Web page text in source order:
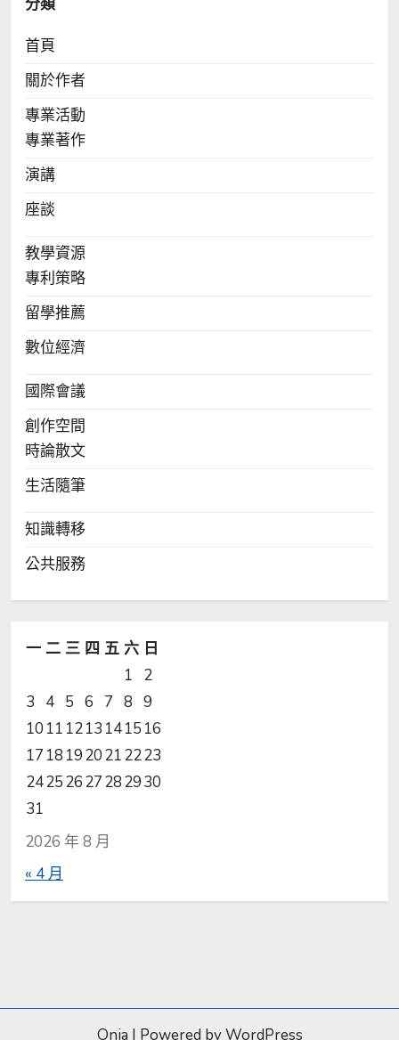
首頁
關於作者
專業活動
專業著作
演講
座談
教學資源
專利策略
留學推薦
數位經濟
國際會議
創作空間
時論散文
生活隨筆
知識轉移
公共服務
2026 年 8 月
一 二 三 四 五 六 日
1
2
3
4 5 6 7 8 9
10 11 1213 1415 16
17 18 1920212223
24252627282930
31
« 4 月
Onia | Powered by WordPress